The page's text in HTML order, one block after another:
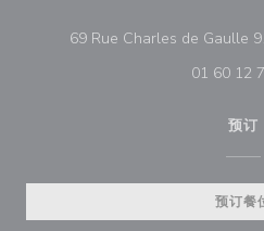
69 Rue Charles de Gaulle
01 60 12
预订
预订餐